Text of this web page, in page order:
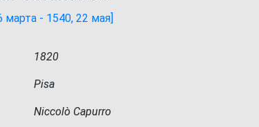
марта - 1540, 22 мая]
1820
Pisa
Niccolò Capurro